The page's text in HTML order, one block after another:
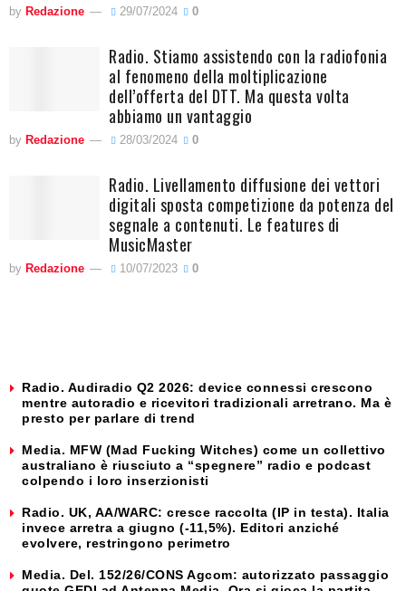
by Redazione 29/07/2024 0
Radio. Stiamo assistendo con la radiofonia
al fenomeno della moltiplicazione
dell’offerta del DTT. Ma questa volta
abbiamo un vantaggio
by Redazione 28/03/2024 0
Radio. Livellamento diffusione dei vettori
digitali sposta competizione da potenza del
segnale a contenuti. Le features di
MusicMaster
by Redazione 10/07/2023 0
Radio. Audiradio Q2 2026: device connessi crescono
mentre autoradio e ricevitori tradizionali arretrano. Ma è
presto per parlare di trend
Media. MFW (Mad Fucking Witches) come un collettivo
australiano è riusciuto a “spegnere” radio e podcast
colpendo i loro inserzionisti
Radio. UK, AA/WARC: cresce raccolta (IP in testa). Italia
invece arretra a giugno (-11,5%). Editori anziché
evolvere, restringono perimetro
Media. Del. 152/26/CONS Agcom: autorizzato passaggio